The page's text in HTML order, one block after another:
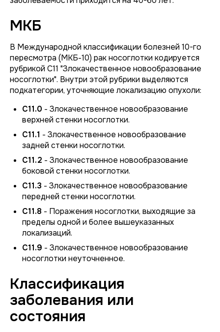
МКБ
В Международной классификации болезней 10-го
пересмотра (МКБ-10) рак носоглотки кодируется
рубрикой C11 "Злокачественное новообразование
носоглотки". Внутри этой рубрики выделяются
подкатегории, уточняющие локализацию опухоли:
C11.0 - Злокачественное новообразование
верхней стенки носоглотки.
C11.1 - Злокачественное новообразование
задней стенки носоглотки.
C11.2 - Злокачественное новообразование
боковой стенки носоглотки.
C11.3 - Злокачественное новообразование
передней стенки носоглотки.
C11.8 - Поражения носоглотки, выходящие за
пределы одной и более вышеуказанных
локализаций.
C11.9 - Злокачественное новообразование
носоглотки неуточненное.
Классификация
заболевания или
состояния